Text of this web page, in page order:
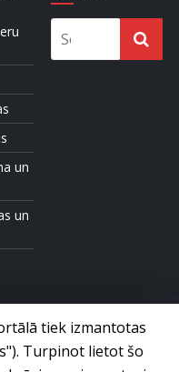
un
un
Visas tiesības
tiek izmantotas
Turpinot lietot šo